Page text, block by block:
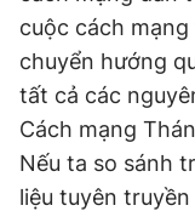
cuộc cách
chuyển hướng
tất cả các
Cách mạng
Nếu ta so sánh
liệu tuyên